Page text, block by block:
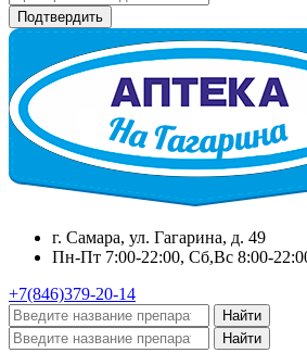
г. Самара, ул. Гагарина, д. 49
Пн-Пт 7:00-22:00, Сб,Вс 8:00-
+7(846)379-20-14
Найти
Найти